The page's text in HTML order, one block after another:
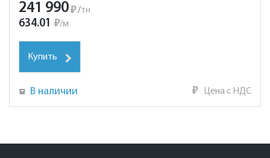
241 990₽ /тн
634.01 ₽/м
Купить
В наличии ₽ Цена с НДС